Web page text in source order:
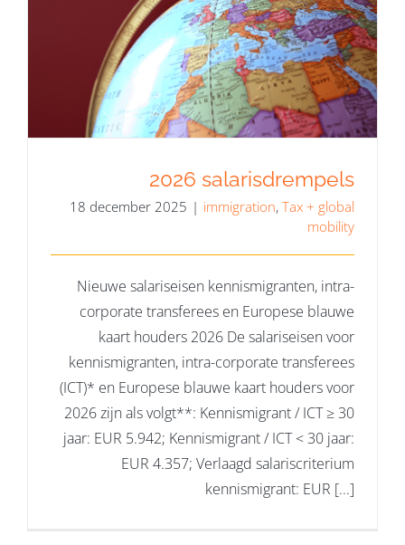
2026 salarisdrempels
2026 salarisdrempels
18 december 2025 | immigration, Tax + global
mobility
Nieuwe salariseisen kennismigranten, intra-
corporate transferees en Europese blauwe
kaart houders 2026 De salariseisen voor
kennismigranten, intra-corporate transferees
(ICT)* en Europese blauwe kaart houders voor
2026 zijn als volgt**: Kennismigrant / ICT ≥ 30
jaar: EUR 5.942; Kennismigrant / ICT < 30 jaar:
EUR 4.357; Verlaagd salariscriterium
kennismigrant: EUR [...]